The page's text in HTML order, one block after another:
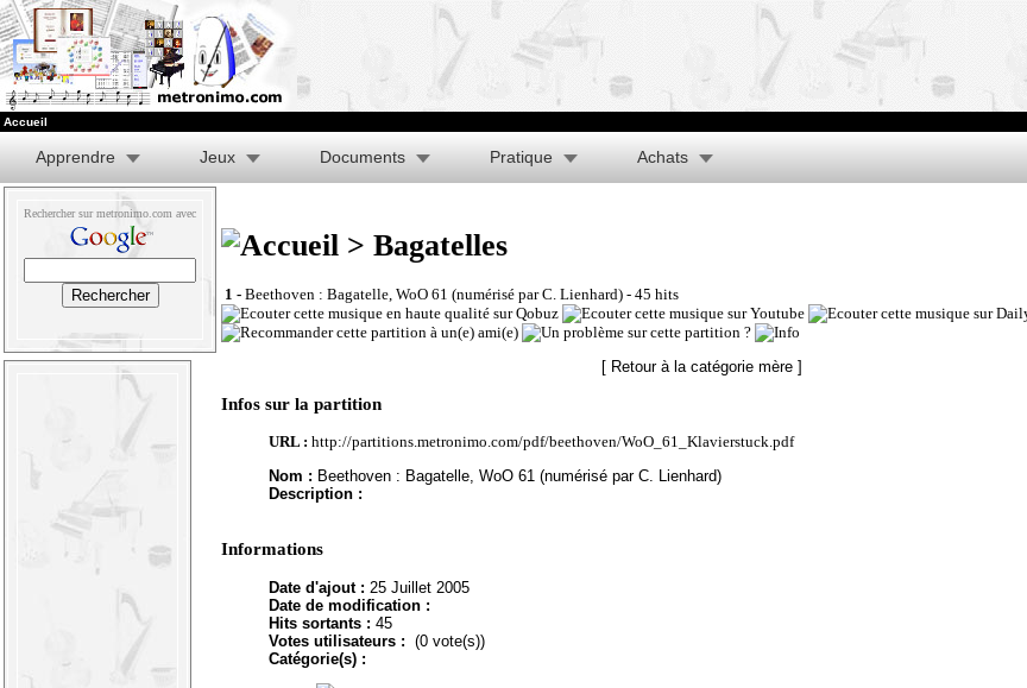
Accueil
Apprendre Jeux Documents Pratique Achats
Rechercher sur metronimo.com avec
> Bagatelles
1 - Beethoven : Bagatelle, WoO 61 (numérisé par C. Lienhard) - 45 hits
[ Retour à la catégorie mère ]
Infos sur la partition
URL : http://partitions.metronimo.com/pdf/beethoven/WoO_61_Klavierstuck.pdf
Nom : Beethoven : Bagatelle, WoO 61 (numérisé par C. Lienhard)
Description :
Informations
Date d'ajout : 25 Juillet 2005
Date de modification :
Hits sortants : 45
Votes utilisateurs : (0 vote(s))
Catégorie(s) :